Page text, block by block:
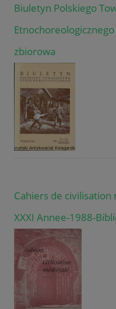
Biuletyn Polskiego
zbiorowa
Cahiers de civilisation
XXXI Annee-1988-